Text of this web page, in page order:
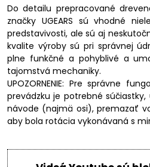
Do detailu prepracované
značky UGEARS sú vhodné
predstavivosti, ale sú aj
kvalite výroby sú pri správnej
plne funkčné a pohyblivé a
tajomstvá mechaniky.
UPOZORNENIE: Pre správne
prevádzku je potrebné
návode (najmä osi), premazať
aby bola rotácia vykonávaná s